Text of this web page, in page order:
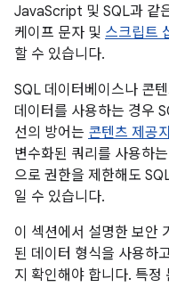
JavaScript 및 SQL과 같
케이프 문자 및 스크립트
할 수 있습니다.
SQL 데이터베이스나 콘
데이터를 사용하는 경우
선의 방어는 콘텐츠 제공
변수화된 쿼리를 사용하
으로 권한을 제한해도
일 수 있습니다.
이 섹션에서 설명한 보안
된 데이터 형식을 사용하
지 확인해야 합니다. 특정